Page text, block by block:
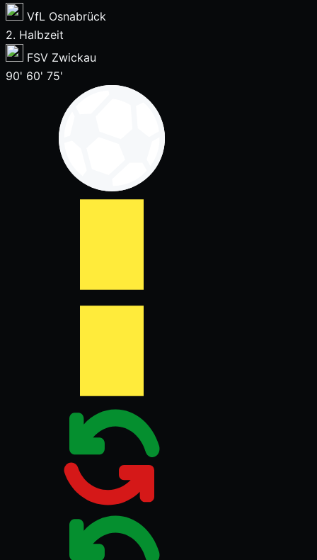
VfL Osnabrück
2. Halbzeit
FSV Zwickau
90' 60' 75'